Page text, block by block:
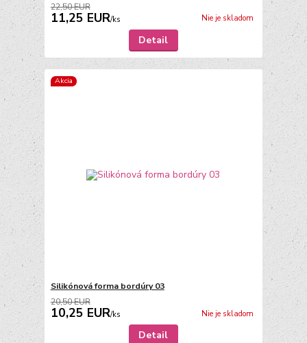
22,50 EUR
11,25 EUR/ks Nie je skladom
Detail
Akcia
Silikónová forma bordúry 03
20,50 EUR
10,25 EUR/ks Nie je skladom
Detail